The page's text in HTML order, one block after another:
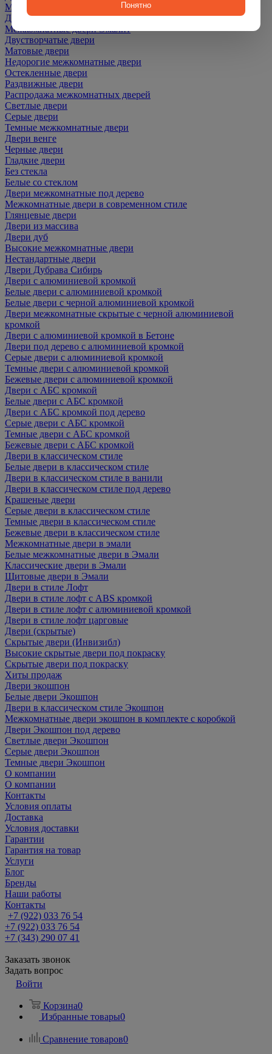
Межкомнатные двери ПЭТ
Двери со скидкой
Межкомнатные двери Эмалит
Двустворчатые двери
Матовые двери
Недорогие межкомнатные двери
Остекленные двери
Раздвижные двери
Распродажа межкомнатных дверей
Светлые двери
Серые двери
Темные межкомнатные двери
Двери венге
Черные двери
Гладкие двери
Без стекла
Белые со стеклом
Двери межкомнатные под дерево
Межкомнатные двери в современном стиле
Глянцевые двери
Двери из массива
Двери дуб
Высокие межкомнатные двери
Нестандартные двери
Двери Дубрава Сибирь
Двери с алюминиевой кромкой
Белые двери с алюминиевой кромкой
Белые двери с черной алюминиевой кромкой
Двери межкомнатные скрытые с черной алюминиевой
кромкой
Двери с алюминиевой кромкой в Бетоне
Двери под дерево с алюминиевой кромкой
Серые двери с алюминиевой кромкой
Темные двери с алюминиевой кромкой
Бежевые двери с алюминиевой кромкой
Двери с АБС кромкой
Белые двери с АБС кромкой
Двери с АБС кромкой под дерево
Серые двери с АБС кромкой
Темные двери с АБС кромкой
Бежевые двери с АБС кромкой
Двери в классическом стиле
Белые двери в классическом стиле
Двери в классическом стиле в ванили
Двери в классическом стиле под дерево
Крашеные двери
Серые двери в классическом стиле
Темные двери в классическом стиле
Бежевые двери в классическом стиле
Межкомнатные двери в эмали
Белые межкомнатные двери в Эмали
Классические двери в Эмали
Щитовые двери в Эмали
Двери в стиле Лофт
Двери в стиле лофт с ABS кромкой
Двери в стиле лофт с алюминиевой кромкой
Двери в стиле лофт царговые
Двери (скрытые)
Скрытые двери (Инвизибл)
Высокие скрытые двери под покраску
Скрытые двери под покраску
Хиты продаж
Двери экошпон
Белые двери Экошпон
Двери в классическом стиле Экошпон
Межкомнатные двери экошпон в комплекте с коробкой
Двери Экошпон под дерево
Светлые двери Экошпон
Серые двери Экошпон
Темные двери Экошпон
О компании
О компании
Контакты
Условия оплаты
Доставка
Условия доставки
Гарантии
Гарантия на товар
Услуги
Блог
Бренды
Наши работы
Контакты
+7 (922) 033 76 54
+7 (922) 033 76 54
+7 (343) 290 07 41
Заказать звонок
Задать вопрос
Войти
Корзина0
Избранные товары0
Сравнение товаров0
Понятно